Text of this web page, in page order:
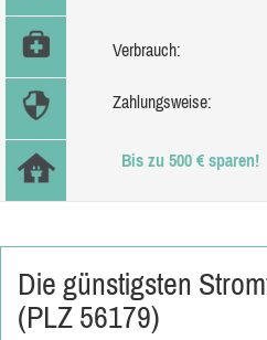
Verbrauch:
Zahlungsweise:
Bis zu 500 € sparen!
Die günstigsten
(PLZ 56179)